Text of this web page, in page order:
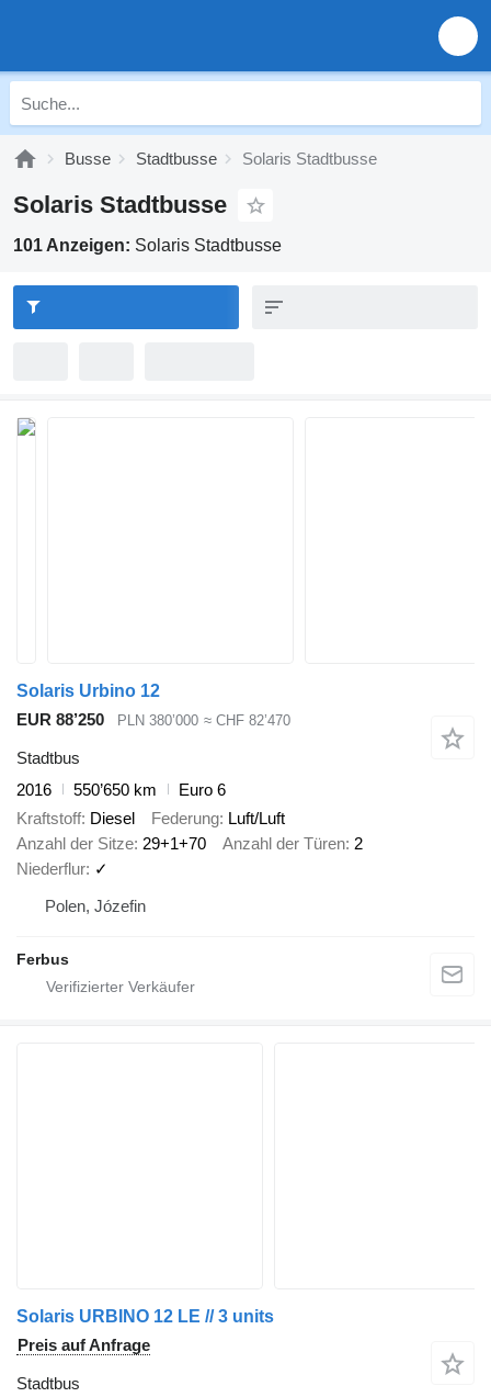
Busse Stadtbusse Solaris Stadtbusse
Solaris Stadtbusse
101 Anzeigen: Solaris Stadtbusse
Solaris Urbino 12
EUR 88’250
PLN 380’000 ≈ CHF 82’470
Stadtbus
2016
550’650 km
Euro 6
Kraftstoff Diesel Federung Luft/Luft
Anzahl der Sitze 29+1+70 Anzahl der Türen 2
Niederflur ✓
Polen, Józefin
Ferbus
Solaris URBINO 12 LE // 3 units
Preis auf Anfrage
Stadtbus